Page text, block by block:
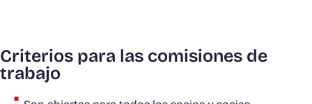
Criterios para las comisiones de
trabajo